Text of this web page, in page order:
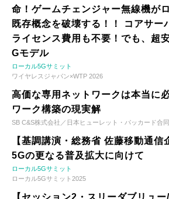
命！ゲームチェンジャー無線機が
既存概念を破壊する！！ コアサー
ライセンス費用も不要！でも、超
Gモデル
ローカル5Gサミット
ワイヤレスジャパン×WTP 2026
高価な専用ネットワークは本当に
ワーク構築の現実解
SB C&S株式会社／日本ヒューレット・パッカード合
【基調講演・総務省 佐藤移動通信
5Gの更なる普及拡大に向けて
ローカル5Gサミット
ローカル5Gサミット2025
【セッション2・スリーダブリュ